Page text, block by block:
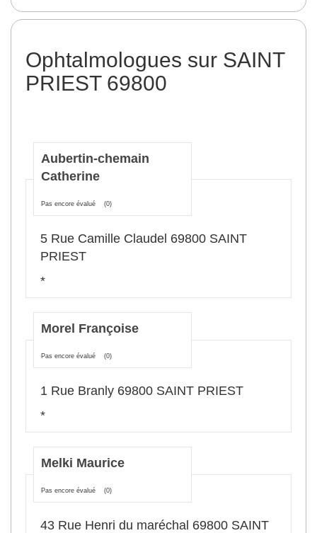
Ophtalmologues sur SAINT
PRIEST 69800
Aubertin-chemain
Catherine
Pas encore évalué (0)
5 Rue Camille Claudel 69800 SAINT
PRIEST
*
Morel Françoise
Pas encore évalué (0)
1 Rue Branly 69800 SAINT PRIEST
*
Melki Maurice
Pas encore évalué (0)
43 Rue Henri du maréchal 69800 SAINT